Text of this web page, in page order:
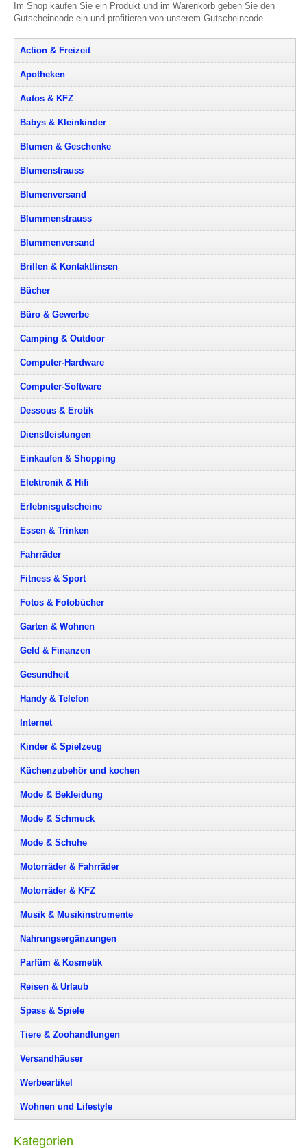
Im Shop kaufen Sie ein Produkt und im Warenkorb geben Sie den
Gutscheincode ein und profitieren von unserem Gutscheincode.
Action & Freizeit
Apotheken
Autos & KFZ
Babys & Kleinkinder
Blumen & Geschenke
Blumenstrauss
Blumenversand
Blummenstrauss
Blummenversand
Brillen & Kontaktlinsen
Bücher
Büro & Gewerbe
Camping & Outdoor
Computer-Hardware
Computer-Software
Dessous & Erotik
Dienstleistungen
Einkaufen & Shopping
Elektronik & Hifi
Erlebnisgutscheine
Essen & Trinken
Fahrräder
Fitness & Sport
Fotos & Fotobücher
Garten & Wohnen
Geld & Finanzen
Gesundheit
Handy & Telefon
Internet
Kinder & Spielzeug
Küchenzubehör und kochen
Mode & Bekleidung
Mode & Schmuck
Mode & Schuhe
Motorräder & Fahrräder
Motorräder & KFZ
Musik & Musikinstrumente
Nahrungsergänzungen
Parfüm & Kosmetik
Reisen & Urlaub
Spass & Spiele
Tiere & Zoohandlungen
Versandhäuser
Werbeartikel
Wohnen und Lifestyle
Kategorien